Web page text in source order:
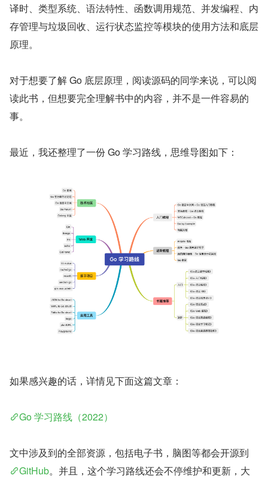
译时、类型系统、语法特性、函数调用规范、并发编程、内
存管理与垃圾回收、运行状态监控等模块的使用方法和底层
原理。
对于想要了解 Go 底层原理，阅读源码的同学来说，可以阅
读此书，但想要完全理解书中的内容，并不是一件容易的
事。
最近，我还整理了一份 Go 学习路线，思维导图如下：
如果感兴趣的话，详情见下面这篇文章：
Go 学习路线（2022）
GitHub。并且，这个学习路线还会不停维护和更新，大